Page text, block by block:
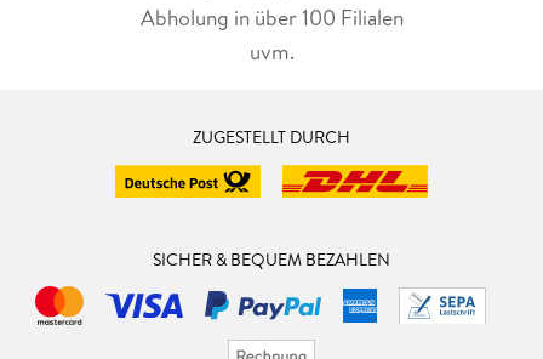
Abholung in über 100 Filialen
uvm.
ZUGESTELLT DURCH
SICHER & BEQUEM BEZAHLEN